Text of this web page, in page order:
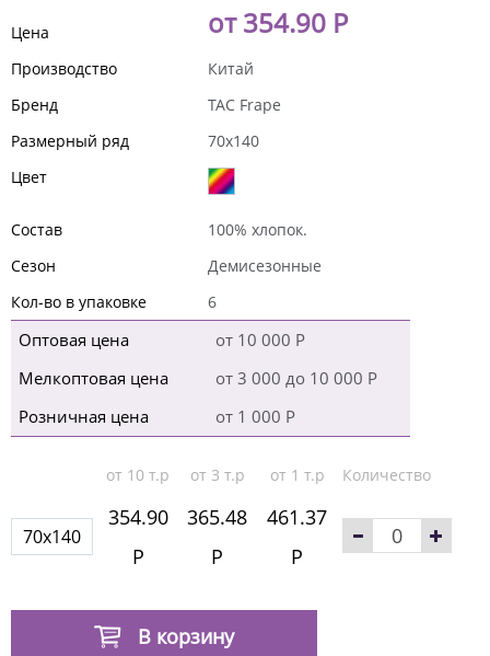
Цена от 354.90 Р
Производство
Китай
Бренд
TAC Frape
Размерный ряд
70x140
Цвет
Состав
100% хлопок.
Сезон
Демисезонные
Кол-во в упаковке
6
Оптовая цена
от 10 000 Р
Мелкоптовая цена
от 3 000 до 10 000 Р
Розничная цена
от 1 000 Р
от 10 т.р от 3 т.р от 1 т.р Количество
70x140
354.90
Р
365.48
Р
461.37
Р
В корзину